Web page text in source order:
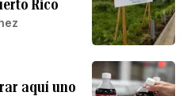
Rico
aquí uno